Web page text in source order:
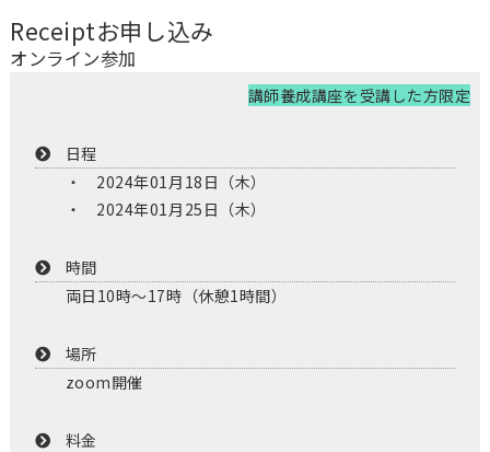
Receiptお申し込み
オンライン参加
講師養成講座を受講した方限定
日程
2024年01月18日（木）
2024年01月25日（木）
時間
両日10時〜17時（休憩1時間）
場所
zoom開催
料金